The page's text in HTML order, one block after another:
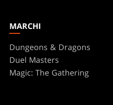
MARCHI
Dungeons & Dragons
Duel Masters
Magic: The Gathering